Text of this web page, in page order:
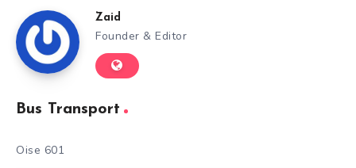
Zaid
Founder & Editor
Bus Transport
Oise 601